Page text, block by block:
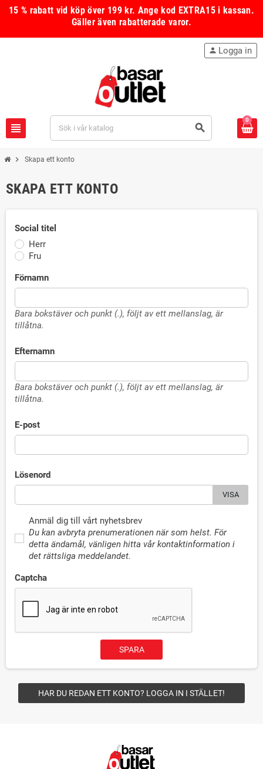
15 % rabatt vid köp över 199 kr. Ange kod EXTRA15i kassan.
Gäller även rabatterade varor.
view_headline search
person Logga in
0
chevron_right Skapa ett konto
SKAPA ETT KONTO
Social titel
Herr
Fru
Förnamn
Bara bokstäver och punkt (.), följt av ett mellanslag, är
tillåtna.
Efternamn
Bara bokstäver och punkt (.), följt av ett mellanslag, är
tillåtna.
E-post
Lösenord
VISA
Anmäl dig till vårt nyhetsbrev
Du kan avbryta prenumerationen när som helst. För
detta ändamål, vänligen hitta vår kontaktinformation i
det rättsliga meddelandet.
Captcha
SPARA
HAR DU REDAN ETT KONTO? LOGGA IN I STÄLLET!